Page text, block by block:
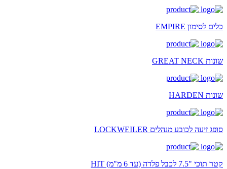
כלים לסימון EMPIRE
שונות GREAT NECK
שונות HARDEN
סופג זיעה לכובע מנהלים LOCKWEILER
קטר תוכי "7.5 לכבל פלדה (עד 6 מ"מ) HIT